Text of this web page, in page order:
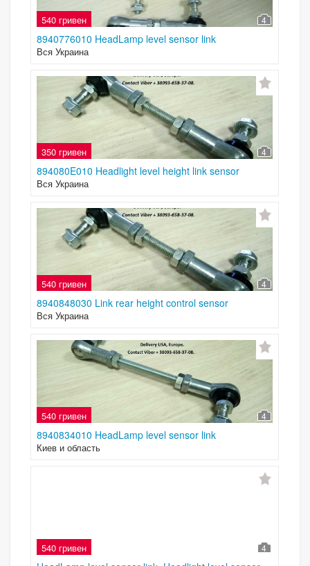
540 гривен 4
8940776010 HeadLamp level sensor link
Вся Украина
350 гривен 4
894080E010 Headlight level height link sensor
Вся Украина
540 гривен 4
8940848030 Link rear height control sensor
Вся Украина
540 гривен 4
8940834010 HeadLamp level sensor link
Киев и область
540 гривен 4